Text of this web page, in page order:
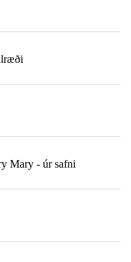
Mary - úr safni